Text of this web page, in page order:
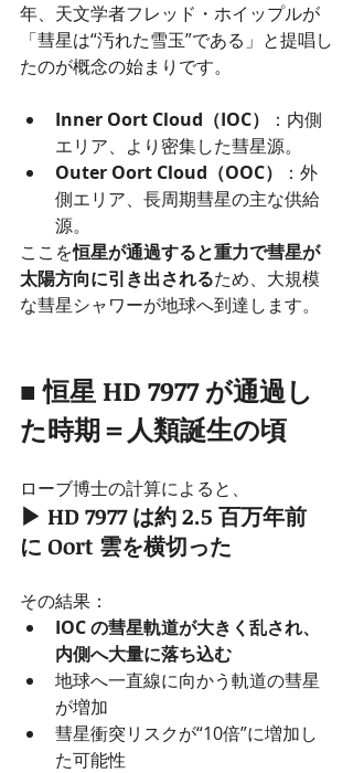
年、天文学者フレッド・ホイップルが
「彗星は“汚れた雪玉”である」と提唱し
たのが概念の始まりです。
Inner Oort Cloud（IOC）
：内側
エリア、より密集した彗星源。
Outer Oort Cloud（OOC）
：外
側エリア、長周期彗星の主な供給
源。
ここを恒星が通過すると重力で彗星が
太陽方向に引き出されるため、大規模
な彗星シャワーが地球へ到達します。
■ 恒星 HD 7977 が通過し
た時期＝人類誕生の頃
ローブ博士の計算によると、
▶ HD 7977 は約 2.5 百万年前
に Oort 雲を横切った
その結果：
IOC の彗星軌道が大きく乱され、
内側へ大量に落ち込む
地球へ一直線に向かう軌道の彗星
が増加
彗星衝突リスクが“10倍”に増加し
た可能性